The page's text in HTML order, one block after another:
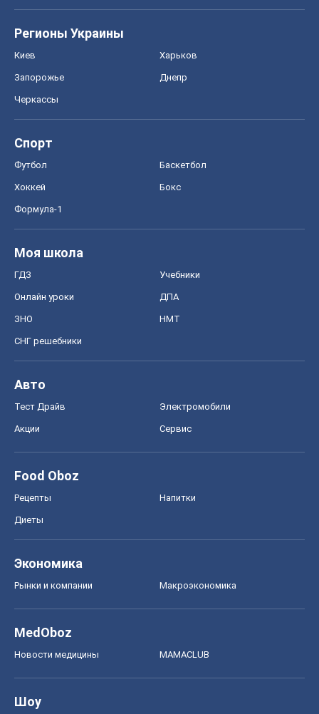
Регионы Украины
Киев Харьков
Запорожье Днепр
Черкассы
Спорт
Футбол Баскетбол
Хоккей Бокс
Формула-1
Моя школа
ГДЗ Учебники
Онлайн уроки ДПА
ЗНО НМТ
СНГ решебники
Авто
Тест Драйв Электромобили
Акции Сервис
Food Oboz
Рецепты Напитки
Диеты
Экономика
Рынки и компании Mакроэкономика
MedOboz
Новости медицины MAMACLUB
Шоу